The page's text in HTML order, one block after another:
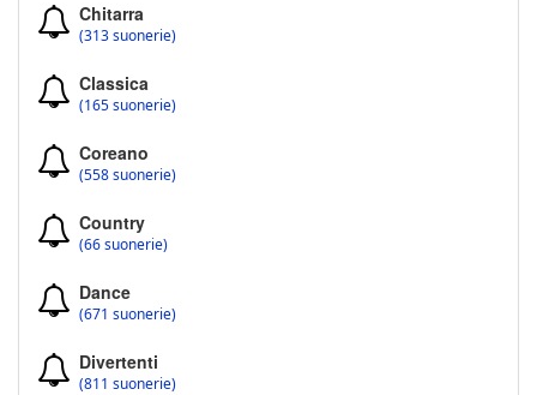
Chitarra
(313 suonerie)
Classica
(165 suonerie)
Coreano
(558 suonerie)
Country
(66 suonerie)
Dance
(671 suonerie)
Divertenti
(811 suonerie)